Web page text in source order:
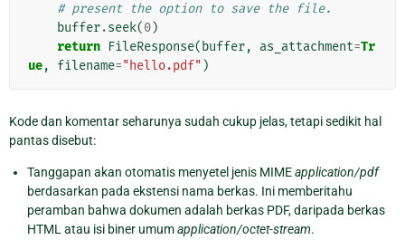
# present the option to save the file.
buffer.seek(0)
return FileResponse( buffer, as_attachment=Tr
ue, filename="hello.pdf" )
Kode dan komentar seharunya sudah cukup jelas, tetapi sedikit hal
pantas disebut:
Tanggapan akan otomatis menyetel jenis MIMEapplication/pdf
berdasarkan pada ekstensi nama berkas. Ini memberitahu
peramban bahwa dokumen adalah berkas PDF, daripada berkas
HTML atau isi biner umumapplication/octet-stream.